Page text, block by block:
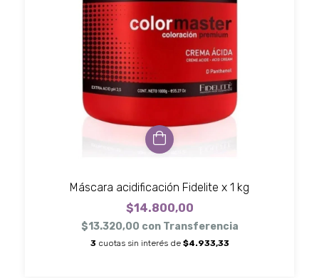
Máscara acidificación Fidelite x 1 kg
$14.800,00
$13.320,00 con Transferencia
3 cuotas sin interés de $4.933,33